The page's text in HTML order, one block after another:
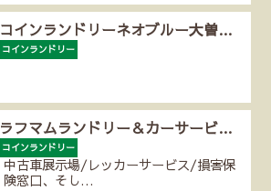
コインランドリーネオブルー大曽…
コインランドリー
ラフマムランドリー＆カーサービ…
コインランドリー
中古車展示場/レッカーサービス/損害保
険窓口、そし…